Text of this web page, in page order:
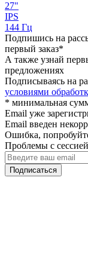
27"
IPS
144 Гц
Подпишись на
первый заказ*
А также узнай
предложениях
Подписываясь на
условиями
* минимальная
Email уже
Email введен
Ошибка,
Проблемы с
Подписаться